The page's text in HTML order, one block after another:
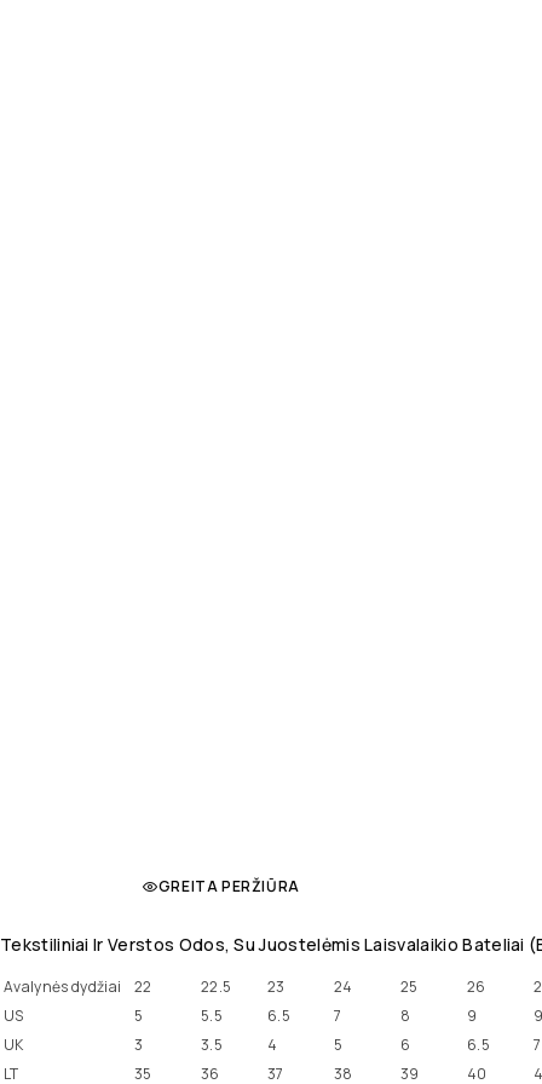
GREITA PERŽIŪRA
Tekstiliniai Ir Verstos Odos, Su Juostelėmis Laisvalaikio Bateliai
Avalynės dydžiai 22 22.5 23 24 25 26
US
5 5.5 6.5 7 8 9
UK
3 3.5 4 5 6 6.5
7
LT
35 36 37 38 39 40